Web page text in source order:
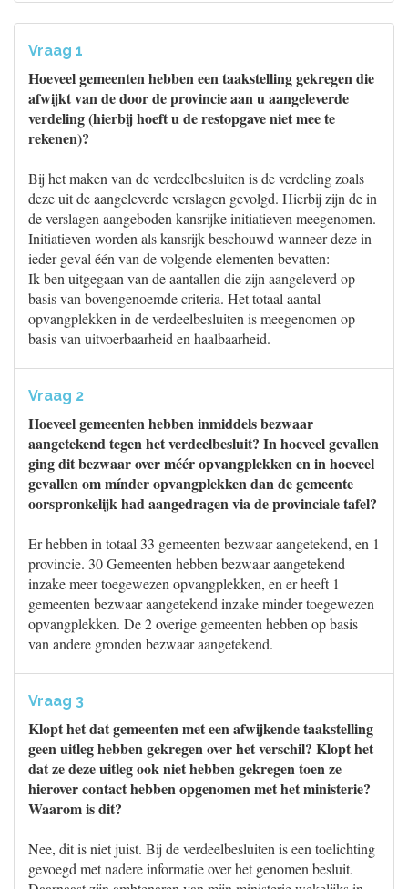
Vraag 1
Hoeveel gemeenten hebben een taakstelling gekregen die
afwijkt van de door de provincie aan u aangeleverde
verdeling (hierbij hoeft u de restopgave niet mee te
rekenen)?
Bij het maken van de verdeelbesluiten is de verdeling zoals
deze uit de aangeleverde verslagen gevolgd. Hierbij zijn de in
de verslagen aangeboden kansrijke initiatieven meegenomen.
Initiatieven worden als kansrijk beschouwd wanneer deze in
ieder geval één van de volgende elementen bevatten:
Ik ben uitgegaan van de aantallen die zijn aangeleverd op
basis van bovengenoemde criteria. Het totaal aantal
opvangplekken in de verdeelbesluiten is meegenomen op
basis van uitvoerbaarheid en haalbaarheid.
Vraag 2
Hoeveel gemeenten hebben inmiddels bezwaar
aangetekend tegen het verdeelbesluit? In hoeveel gevallen
ging dit bezwaar over méér opvangplekken en in hoeveel
gevallen om mínder opvangplekken dan de gemeente
oorspronkelijk had aangedragen via de provinciale tafel?
Er hebben in totaal 33 gemeenten bezwaar aangetekend, en 1
provincie. 30 Gemeenten hebben bezwaar aangetekend
inzake meer toegewezen opvangplekken, en er heeft 1
gemeenten bezwaar aangetekend inzake minder toegewezen
opvangplekken. De 2 overige gemeenten hebben op basis
van andere gronden bezwaar aangetekend.
Vraag 3
Klopt het dat gemeenten met een afwijkende taakstelling
geen uitleg hebben gekregen over het verschil? Klopt het
dat ze deze uitleg ook niet hebben gekregen toen ze
hierover contact hebben opgenomen met het ministerie?
Waarom is dit?
Nee, dit is niet juist. Bij de verdeelbesluiten is een toelichting
gevoegd met nadere informatie over het genomen besluit.